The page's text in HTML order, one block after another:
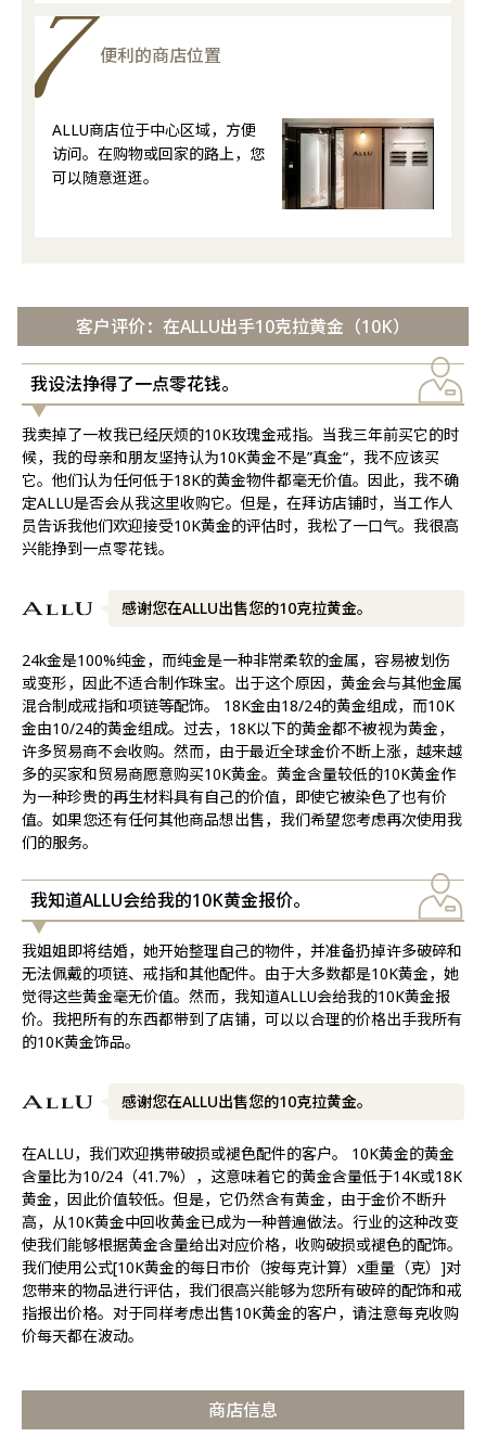
便利的商店位置
ALLU商店位于中心区域，方便
访问。在购物或回家的路上，您
可以随意逛逛。
客户评价：在ALLU出手10克拉黄金（10K）
我设法挣得了一点零花钱。
我卖掉了一枚我已经厌烦的10K玫瑰金戒指。当我三年前买它的时
候，我的母亲和朋友坚持认为10K黄金不是”真金“，我不应该买
它。他们认为任何低于18K的黄金物件都毫无价值。因此，我不确
定ALLU是否会从我这里收购它。但是，在拜访店铺时，当工作人
员告诉我他们欢迎接受10K黄金的评估时，我松了一口气。我很高
兴能挣到一点零花钱。
感谢您在ALLU出售您的10克拉黄金。
24k金是100%纯金，而纯金是一种非常柔软的金属，容易被划伤
或变形，因此不适合制作珠宝。出于这个原因，黄金会与其他金属
混合制成戒指和项链等配饰。 18K金由18/24的黄金组成，而10K
金由10/24的黄金组成。过去，18K以下的黄金都不被视为黄金，
许多贸易商不会收购。然而，由于最近全球金价不断上涨，越来越
多的买家和贸易商愿意购买10K黄金。黄金含量较低的10K黄金作
为一种珍贵的再生材料具有自己的价值，即使它被染色了也有价
值。如果您还有任何其他商品想出售，我们希望您考虑再次使用我
们的服务。
我知道ALLU会给我的10K黄金报价。
我姐姐即将结婚，她开始整理自己的物件，并准备扔掉许多破碎和
无法佩戴的项链、戒指和其他配件。由于大多数都是10K黄金，她
觉得这些黄金毫无价值。然而，我知道ALLU会给我的10K黄金报
价。我把所有的东西都带到了店铺，可以以合理的价格出手我所有
的10K黄金饰品。
感谢您在ALLU出售您的10克拉黄金。
在ALLU，我们欢迎携带破损或褪色配件的客户。 10K黄金的黄金
含量比为10/24（41.7%），这意味着它的黄金含量低于14K或18K
黄金，因此价值较低。但是，它仍然含有黄金，由于金价不断升
高，从10K黄金中回收黄金已成为一种普遍做法。行业的这种改变
使我们能够根据黄金含量给出对应价格，收购破损或褪色的配饰。
我们使用公式[10K黄金的每日市价（按每克计算）x重量（克）]对
您带来的物品进行评估，我们很高兴能够为您所有破碎的配饰和戒
指报出价格。对于同样考虑出售10K黄金的客户，请注意每克收购
价每天都在波动。
商店信息